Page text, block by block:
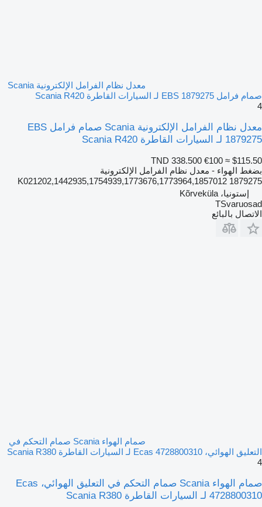
معدل نظام الفرامل الإلكترونية Scania
صمام فرامل EBS 1879275 لـ السيارات القاطرة Scania R420
4
معدل نظام الفرامل الإلكترونية Scania صمام فرامل EBS
1879275 لـ السيارات القاطرة Scania R420
TND 338.500 €100 ≈ $115.50
بضغط الهواء - معدل نظام الفرامل الإلكترونية
1879275 K021202,1442935,1754939,1773676,1773964,1857012
إستونيا، Kõrveküla
TSvaruosad
الاتصال بالبائع
صمام الهواء Scania صمام التحكم في
التعليق الهوائي، Ecas 4728800310 لـ السيارات القاطرة Scania R380
4
صمام الهواء Scania صمام التحكم في التعليق الهوائي، Ecas
4728800310 لـ السيارات القاطرة Scania R380